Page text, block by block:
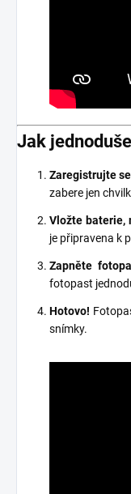
Jak
Zaregistrujte
zabere jen
Vložte baterie,
je připravena k
Zapněte
fotopast
Hotovo!
snímky.